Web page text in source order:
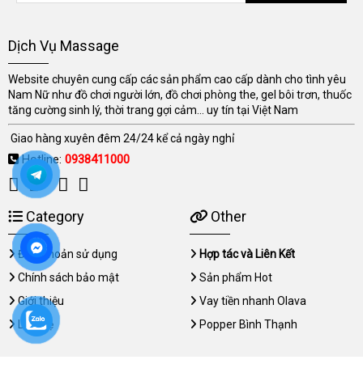
Dịch Vụ Massage
Website chuyên cung cấp các sản phẩm cao cấp dành cho tình yêu
Nam Nữ như đồ chơi người lớn, đồ chơi phòng the, gel bôi trơn, thuốc
tăng cường sinh lý, thời trang gợi cảm... uy tín tại Việt Nam
Giao hàng xuyên đêm 24/24 kể cả ngày nghỉ
Hotline: 0938411000
Category
Điều khoản sử dụng
Chính sách bảo mật
Giới thiệu
Liên hệ
Other
Hợp tác và Liên Kết
Sản phẩm Hot
Vay tiền nhanh Olava
Popper Bình Thạnh